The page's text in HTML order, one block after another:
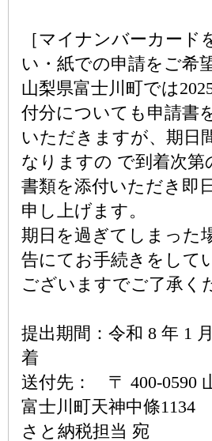
［マイナンバーカード
い・紙での申請をご希
山梨県富士川町では
付分についても申請書
いただきますが、期日
なりますの で到着次第
書類を添付いただき即
申し上げます。
期日を過ぎてしまった
告にてお手続きをして
ございますでご了承く
提出期間：令和 8 年 1
着
送付先： 〒 400-0590
富士川町天神中條
さと納税担当 宛